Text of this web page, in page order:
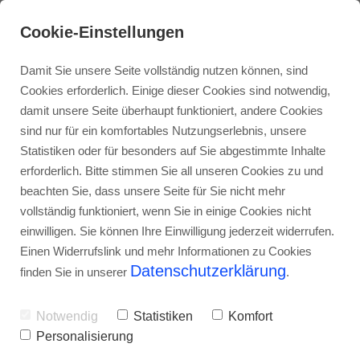
Datenschutz
Vielen Dank für den Besuch auf unserer
Webseite. Die Einhaltung der
datenschutzrechtlichen Vorgaben hat für
dieser Datenschutzerklärung ist es, Sie
als Nutzer der Website über Art, Umfang
Cookie-Einstellungen
Damit Sie unsere Seite vollständig nutzen können, sind
Cookies erforderlich. Einige dieser Cookies sind notwendig,
damit unsere Seite überhaupt funktioniert, andere Cookies
sind nur für ein komfortables Nutzungserlebnis, unsere
Statistiken oder für besonders auf Sie abgestimmte Inhalte
erforderlich. Bitte stimmen Sie all unseren Cookies zu und
beachten Sie, dass unsere Seite für Sie nicht mehr
vollständig funktioniert, wenn Sie in einige Cookies nicht
einwilligen. Sie können Ihre Einwilligung jederzeit widerrufen.
Einen Widerrufslink und mehr Informationen zu Cookies
finden Sie in unserer Datenschutzerklärung.
Notwendig Statistiken
Komfort
Personalisierung